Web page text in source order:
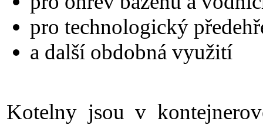
pro technologický
a další obdobná využití
Kotelny jsou v